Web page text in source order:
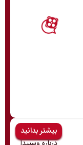
بیشتر بدانید